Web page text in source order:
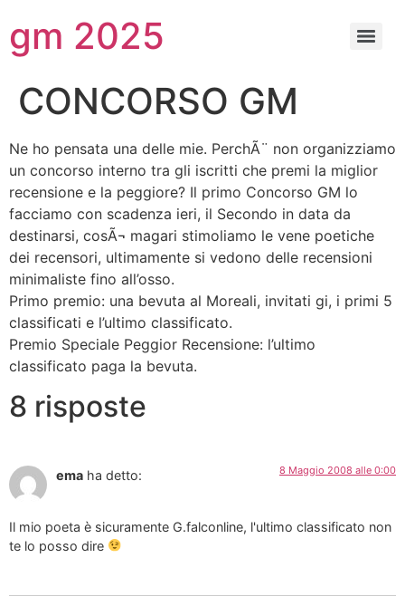
gm 2025
CONCORSO GM
Ne ho pensata una delle mie. PerchÃ¨ non organizziamo
un concorso interno tra gli iscritti che premi la miglior
recensione e la peggiore? Il primo Concorso GM lo
facciamo con scadenza ieri, il Secondo in data da
destinarsi, cosÃ¬ magari stimoliamo le vene poetiche
dei recensori, ultimamente si vedono delle recensioni
minimaliste fino all’osso.
Primo premio: una bevuta al Moreali, invitati gi, i primi 5
classificati e l’ultimo classificato.
Premio Speciale Peggior Recensione: l’ultimo
classificato paga la bevuta.
8 risposte
ema ha detto: 8 Maggio 2008 alle 0:00
Il mio poeta è sicuramente G.falconline, l'ultimo classificato non
te lo posso dire